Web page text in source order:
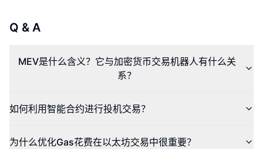
Q & A
MEV是什么含义？它与加密货币交易机器人有什么关
系？
如何利用智能合约进行投机交易？
为什么优化Gas花费在以太坊交易中很重要？